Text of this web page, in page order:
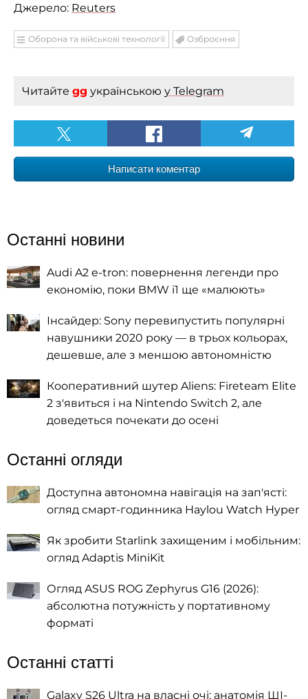
Джерело: Reuters
Оборона та військові технології Озброєння
Читайте gg українською у Telegram
Написати коментар
Останні новини
Audi A2 e-tron: повернення легенди про
економію, поки BMW i1 ще «малюють»
Інсайдер: Sony перевипустить популярні
навушники 2020 року — в трьох кольорах,
дешевше, але з меншою автономністю
Кооперативний шутер Aliens: Fireteam Elite
2 з'явиться і на Nintendo Switch 2, але
доведеться почекати до осені
Останні огляди
Доступна автономна навігація на зап'ясті:
огляд смарт-годинника Haylou Watch Hyper
Як зробити Starlink захищеним і мобільним:
огляд Adaptis MiniKit
Огляд ASUS ROG Zephyrus G16 (2026):
абсолютна потужність у портативному
форматі
Останні статті
Galaxy S26 Ultra на власні очі: анатомія ШІ-